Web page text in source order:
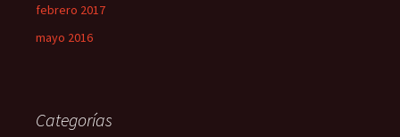
febrero 2017
mayo 2016
Categorías